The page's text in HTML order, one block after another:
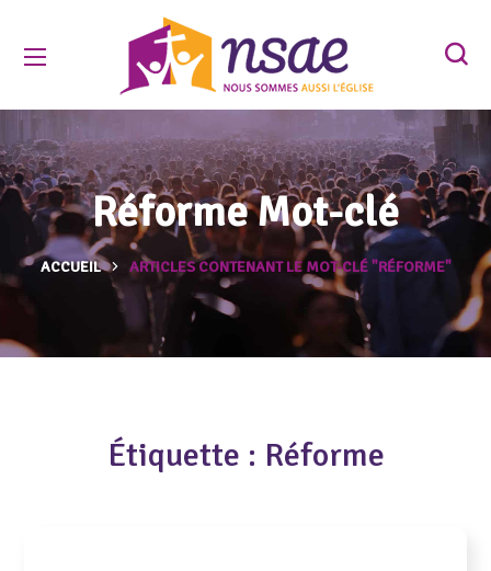
Réforme Mot-clé
ACCUEIL ARTICLES CONTENANT LE MOT-CLÉ "RÉFORME"
Étiquette : Réforme